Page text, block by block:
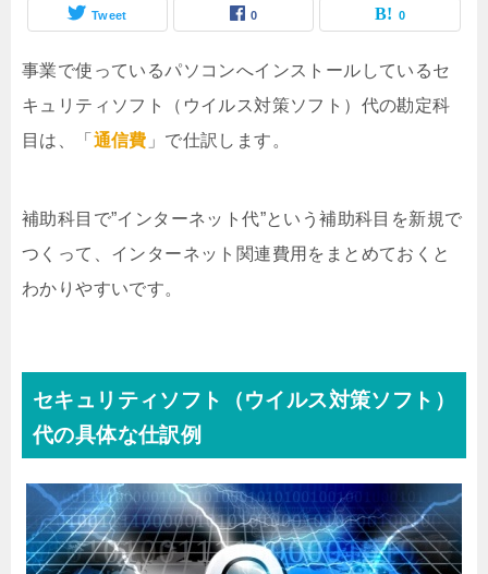
Tweet 0 0
事業で使っているパソコンへインストールしているセ
キュリティソフト（ウイルス対策ソフト）代の勘定科
目は、「 通信費 」で仕訳します。
補助科目で”インターネット代”という補助科目を新規で
つくって、インターネット関連費用をまとめておくと
わかりやすいです。
セキュリティソフト（ウイルス対策ソフト）
代の具体な仕訳例